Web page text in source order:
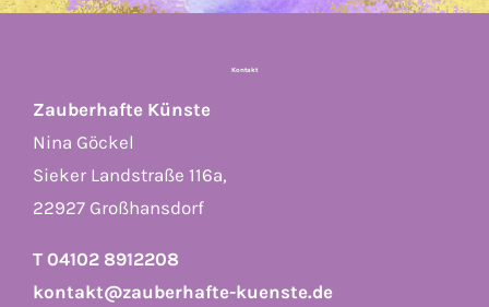
Kontakt
Zauberhafte Künste
Nina Göckel
Sieker Landstraße 116a,
22927 Großhansdorf
T 04102 8912208
kontakt@zauberhafte-kuenste.de